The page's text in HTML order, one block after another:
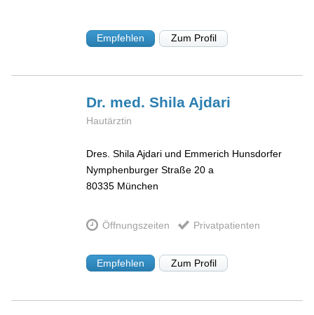
Empfehlen Zum Profil
Dr. med. Shila Ajdari
Hautärztin
Dres. Shila Ajdari und Emmerich Hunsdorfer
Nymphenburger Straße 20 a
80335 München
Öffnungszeiten Privatpatienten
Empfehlen Zum Profil